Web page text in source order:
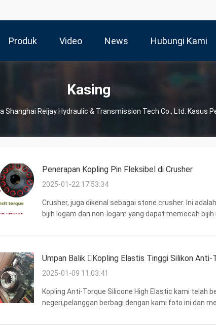
Produk Video News Hubungi Kami
Kasing
Shanghai Reijay Hydraulic & Transmission Tech Co., Ltd. Kasus
Penerapan Kopling Pin Fleksibel di Crusher
2025-01-22 17:53:34
Crusher, juga dikenal sebagai stone crusher. Ini
bijih logam dan non-logam yang dapat memecah
Umpan Balik Kopling Elastis Tinggi Silikon Anti-
2025-01-09 11:03:41
Kopling Anti-Torque Silicone High Elastic kami telah
negeri,pelanggan berbagi dengan kami foto ini dan